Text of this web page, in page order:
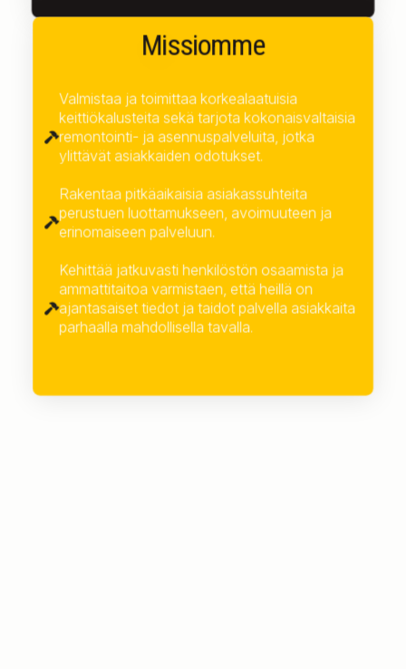
Missiomme
Valmistaa ja toimittaa korkealaatuisia
keittiökalusteita sekä tarjota kokonaisvaltaisia
remontointi- ja asennuspalveluita, jotka
ylittävät asiakkaiden odotukset.
Rakentaa pitkäaikaisia asiakassuhteita
perustuen luottamukseen, avoimuuteen ja
erinomaiseen palveluun.
Kehittää jatkuvasti henkilöstön osaamista ja
ammattitaitoa varmistaen, että heillä on
ajantasaiset tiedot ja taidot palvella asiakkaita
parhaalla mahdollisella tavalla.